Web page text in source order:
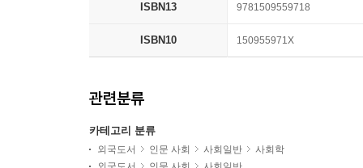
ISBN13 9781509559718
ISBN10 150955971X
관련분류
카테고리 분류
외국도서 인문 사회 사회일반
사회학